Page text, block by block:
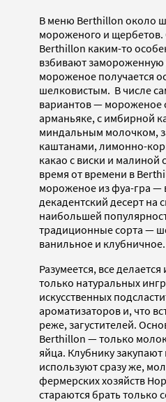
В меню Berthillon около
мороженого и щербетов.
Berthillon каким-то
взбивают замороженную
мороженое получается
шелковистым. В числе
вариантов — мороженое
арманьяке, с имбирной
миндальным молочком,
каштанами, лимонно-
какао с виски и малиной
время от времени в
мороженое из фуа-гра —
декадентский десерт на
наибольшей
традиционные сорта —
ванильное и клубничное.
Разумеется, все
только натуральных
искусственных
ароматизаторов и, что
реже, загустителей.
Berthillon — только
яйца. Клубнику закупают
используют сразу же,
фермерских хозяйств
стараются брать только